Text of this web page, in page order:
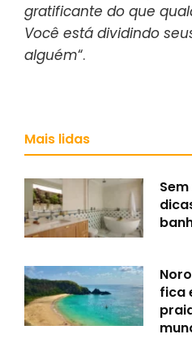
gratificante do que
Você está dividindo
alguém“.
Mais lidas
fica